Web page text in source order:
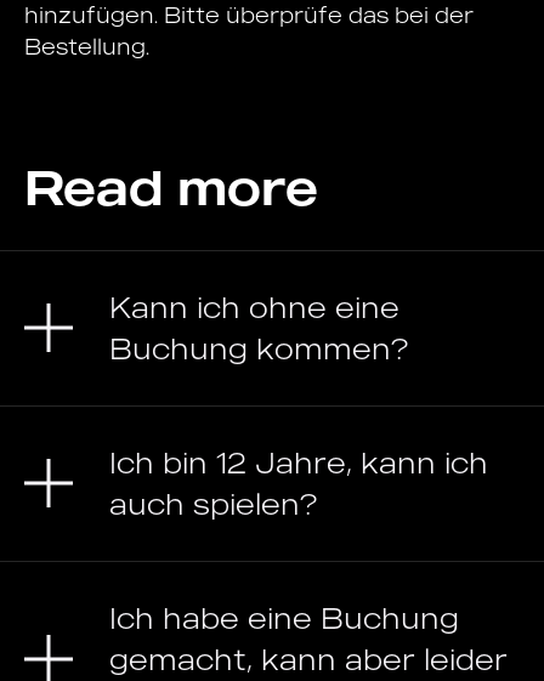
hinzufügen. Bitte überprüfe das bei der
Bestellung.
Read more
Kann ich ohne eine
Buchung kommen?
Ich bin 12 Jahre, kann ich
auch spielen?
Ich habe eine Buchung
gemacht, kann aber leider